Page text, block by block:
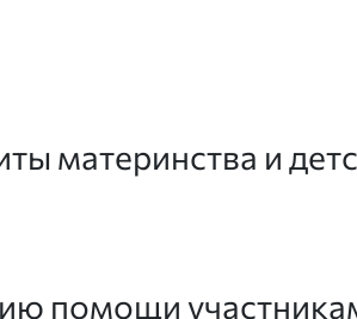
материнства и
помощи